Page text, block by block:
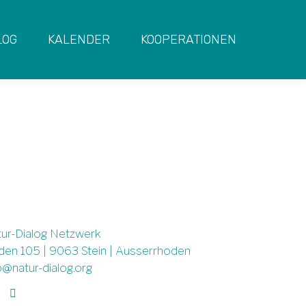
KALENDER KOOPERATIONEN
Dialog Netzwerk
105 | 9063 Stein | Ausserrhoden
dialog.org
Sie uns auf:
E-